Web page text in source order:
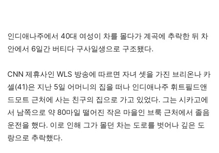
인디애나주에서 40대 여성이 차를 몰다가 계곡에 추락한 뒤 차
안에서 6일간 버티다 구사일생으로 구조됐다.
CNN 제휴사인 WLS 방송에 따르면 자녀 셋을 가진 브리온나 카
셀(41)은 지난 5일 어머니의 집을 떠나 인디애나주 휘트필드앤
드모트 근처에 사는 친구의 집으로 가고 있었다. 그는 시카고에
서 남쪽으로 약 80마일 떨어진 작은 마을인 브룩 근처에서 졸음
운전을 했다. 이로 인해 그가 몰던 차는 도로를 벗어나 깊은 도
랑으로 추락했다.